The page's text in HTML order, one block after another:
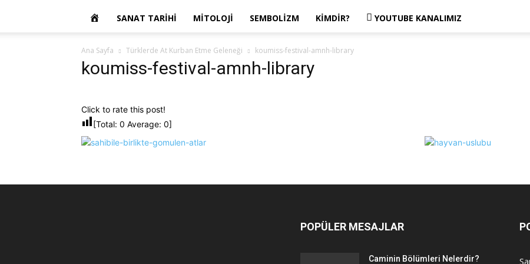
OKUR
YAZARIM
SANAT TARIHI MITOLOJI SEMBOLIZM KIMDIR? YOUTUBE KANALIMIZ
Ana Sayfa Türklerde At Kurban Etme Geleneği koumiss-festival-amnh-library
koumiss-festival-amnh-library
Click to rate this post!
[Total: 0 Average: 0]
POPÜLER MESAJLAR
Caminin Bölümleri Nelerdir?